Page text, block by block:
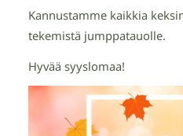
Kannustamme kaikkia
tekemistä jumppatauolle.
Hyvää syyslomaa!